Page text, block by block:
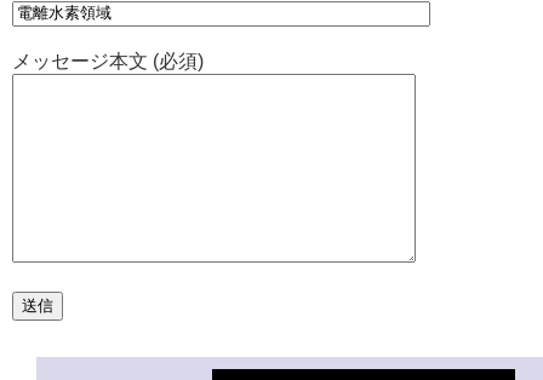
メッセージ本文 (必須)